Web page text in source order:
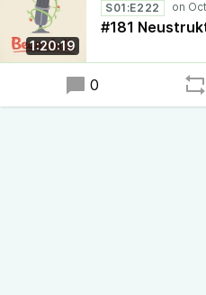
1:20:19
S01:E222
#181
0